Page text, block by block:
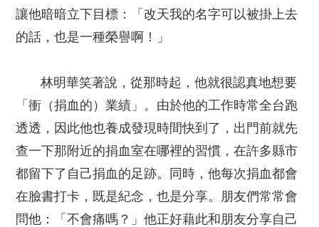
讓他暗暗立下目標：「改天我的名字可以被掛上去
的話，也是一種榮譽啊！」
林明華笑著說，從那時起，他就很認真地想要
「衝（捐血的）業績」。由於他的工作時常全台跑
透透，因此他也養成發現時間快到了，出門前就先
查一下那附近的捐血室在哪裡的習慣，在許多縣市
都留下了自己捐血的足跡。同時，他每次捐血都會
在臉書打卡，既是紀念，也是分享。朋友們常常會
問他：「不會痛嗎？」他正好藉此和朋友分享自己